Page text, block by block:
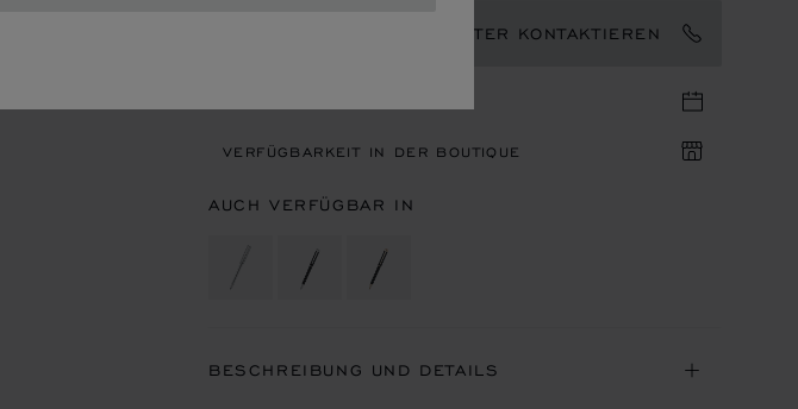
EINEN MARKENBOTSCHAFTER KONTAKTIEREN
VERFÜGBARKEIT IN DER BOUTIQUE
AUCH VERFÜGBAR IN
BESCHREIBUNG UND DETAILS